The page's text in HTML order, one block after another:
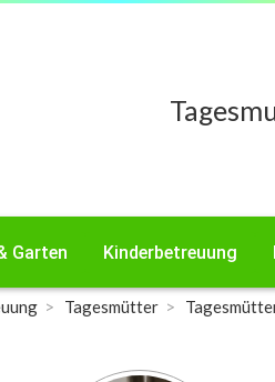
Garten Kinderbetreuung
Tagesmütter